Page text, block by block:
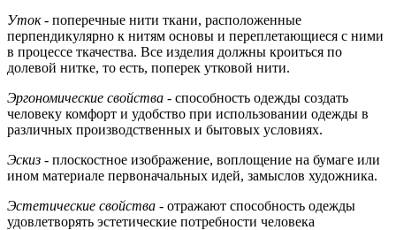
Уток- поперечные нити ткани, расположенные
перпендикулярно к нитям основы и переплетающиеся с ними
в процессе ткачества. Все изделия должны кроиться по
долевой нитке, то есть, поперек утковой нити.
Эргономические свойства - способность одежды создать
человеку комфорт и удобство при использовании одежды в
различных производственных и бытовых условиях.
Эскиз - плоскостное изображение, воплощение на бумаге или
ином материале первоначальных идей, замыслов художника.
Эстетические свойства - отражают способность одежды
удовлетворять эстетические потребности человека